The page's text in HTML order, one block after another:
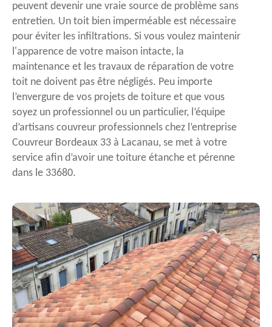
peuvent devenir une vraie source de problème sans
entretien. Un toit bien imperméable est nécessaire
pour éviter les infiltrations. Si vous voulez maintenir
l'apparence de votre maison intacte, la
maintenance et les travaux de réparation de votre
toit ne doivent pas être négligés. Peu importe
l’envergure de vos projets de toiture et que vous
soyez un professionnel ou un particulier, l’équipe
d’artisans couvreur professionnels chez l’entreprise
Couvreur Bordeaux 33 à Lacanau, se met à votre
service afin d’avoir une toiture étanche et pérenne
dans le 33680.